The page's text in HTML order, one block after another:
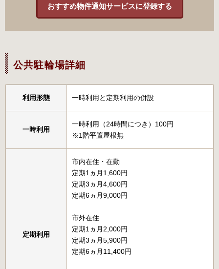
おすすめ物件通知サービスに登録する
公共駐輪場詳細
利用形態 一時利用と定期利用の併設
一時利用
一時利用（24時間につき）100円
※1階平置屋根無
定期利用
市内在住・在勤
定期1ヵ月1,600円
定期3ヵ月4,600円
定期6ヵ月9,000円
市外在住
定期1ヵ月2,000円
定期3ヵ月5,900円
定期6ヵ月11,400円